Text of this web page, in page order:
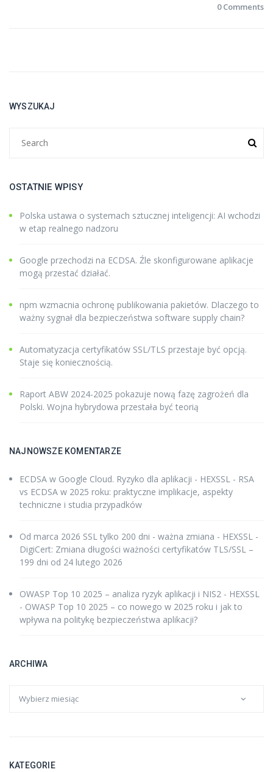
0 Comments
WYSZUKAJ
OSTATNIE WPISY
Polska ustawa o systemach sztucznej inteligencji: AI wchodzi
w etap realnego nadzoru
Google przechodzi na ECDSA. Źle skonfigurowane aplikacje
mogą przestać działać.
npm wzmacnia ochronę publikowania pakietów. Dlaczego to
ważny sygnał dla bezpieczeństwa software supply chain?
Automatyzacja certyfikatów SSL/TLS przestaje być opcją.
Staje się koniecznością.
Raport ABW 2024-2025 pokazuje nową fazę zagrożeń dla
Polski. Wojna hybrydowa przestała być teorią
NAJNOWSZE KOMENTARZE
ECDSA w Google Cloud. Ryzyko dla aplikacji - HEXSSL - RSA
vs ECDSA w 2025 roku: praktyczne implikacje, aspekty
techniczne i studia przypadków
Od marca 2026 SSL tylko 200 dni - ważna zmiana - HEXSSL -
DigiCert: Zmiana długości ważności certyfikatów TLS/SSL –
199 dni od 24 lutego 2026
OWASP Top 10 2025 – analiza ryzyk aplikacji i NIS2 - HEXSSL
- OWASP Top 10 2025 – co nowego w 2025 roku i jak to
wpływa na politykę bezpieczeństwa aplikacji?
ARCHIWA
KATEGORIE